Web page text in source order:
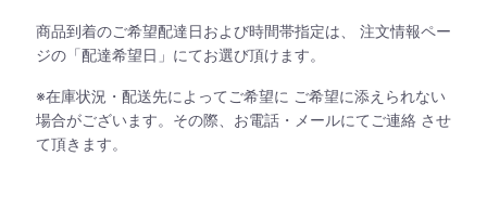
商品到着のご希望配達日および時間帯指定は、 注文情報ペー
ジの「配達希望日」にてお選び頂けます。
※在庫状況・配送先によってご希望に ご希望に添えられない
場合がございます。その際、お電話・メールにてご連絡 させ
て頂きます。